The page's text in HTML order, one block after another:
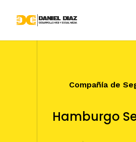
Compañía de
Hamburgo